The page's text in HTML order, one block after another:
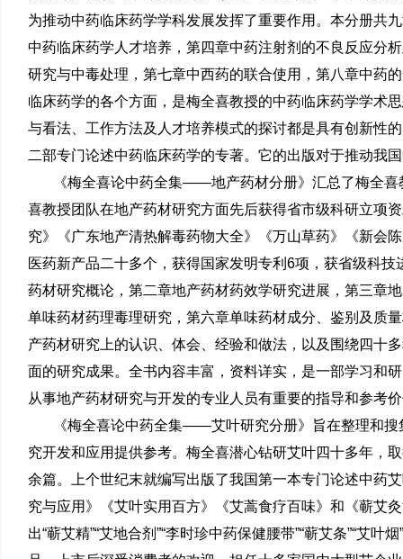
为推动中药临床药学学科发展发挥了重要作用。本分册共
中药临床药学人才培养，第四章中药注射剂的不良反应分
研究与中毒处理，第七章中西药的联合使用，第八章中药
临床药学的各个方面，是梅全喜教授的中药临床药学学术
与看法、工作方法及人才培养模式的探讨都是具有创新性
二部专门论述中药临床药学的专著。它的出版对于推动我
《梅全喜论中药全集——地产药材分册》汇总了梅全
喜教授团队在地产药材研究方面先后获得省市级科研立项
究》《广东地产清热解毒药物大全》《万山草药》《新会
医药新产品二十多个，获得国家发明专利6项，获省级科
药材研究概论，第二章地产药材药效学研究进展，第三章
单味药材药理毒理研究，第六章单味药材成分、鉴别及质
产药材研究上的认识、体会、经验和做法，以及围绕四十
面的研究成果。全书内容丰富，资料详实，是一部学习和
从事地产药材研究与开发的专业人员有重要的指导和参考
《梅全喜论中药全集——艾叶研究分册》旨在整理和
究开发和应用提供参考。梅全喜潜心钻研艾叶四十多年，
余篇。上个世纪末就编写出版了我国第一本专门论述中药
究与应用》《艾叶实用百方》《艾蒿食疗百味》和《蕲艾
出“蕲艾精”“艾地合剂”“李时珍中药保健腰带”“蕲艾条”“艾叶